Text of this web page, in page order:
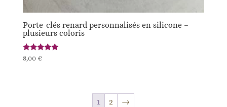
Porte-clés renard personnalisés en silicone –
plusieurs coloris
Note
5.00
8,00 €
1 2 →